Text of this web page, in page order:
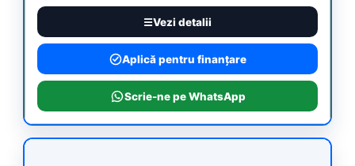
Vezi detalii
Aplică pentru finanțare
Scrie-ne pe WhatsApp